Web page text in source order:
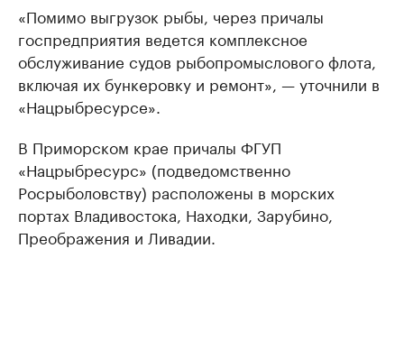
«Помимо выгрузок рыбы, через причалы
госпредприятия ведется комплексное
обслуживание судов рыбопромыслового флота,
включая их бункеровку и ремонт», — уточнили в
«Нацрыбресурсе».
В Приморском крае причалы ФГУП
«Нацрыбресурс» (подведомственно
Росрыболовству) расположены в морских
портах Владивостока, Находки, Зарубино,
Преображения и Ливадии.